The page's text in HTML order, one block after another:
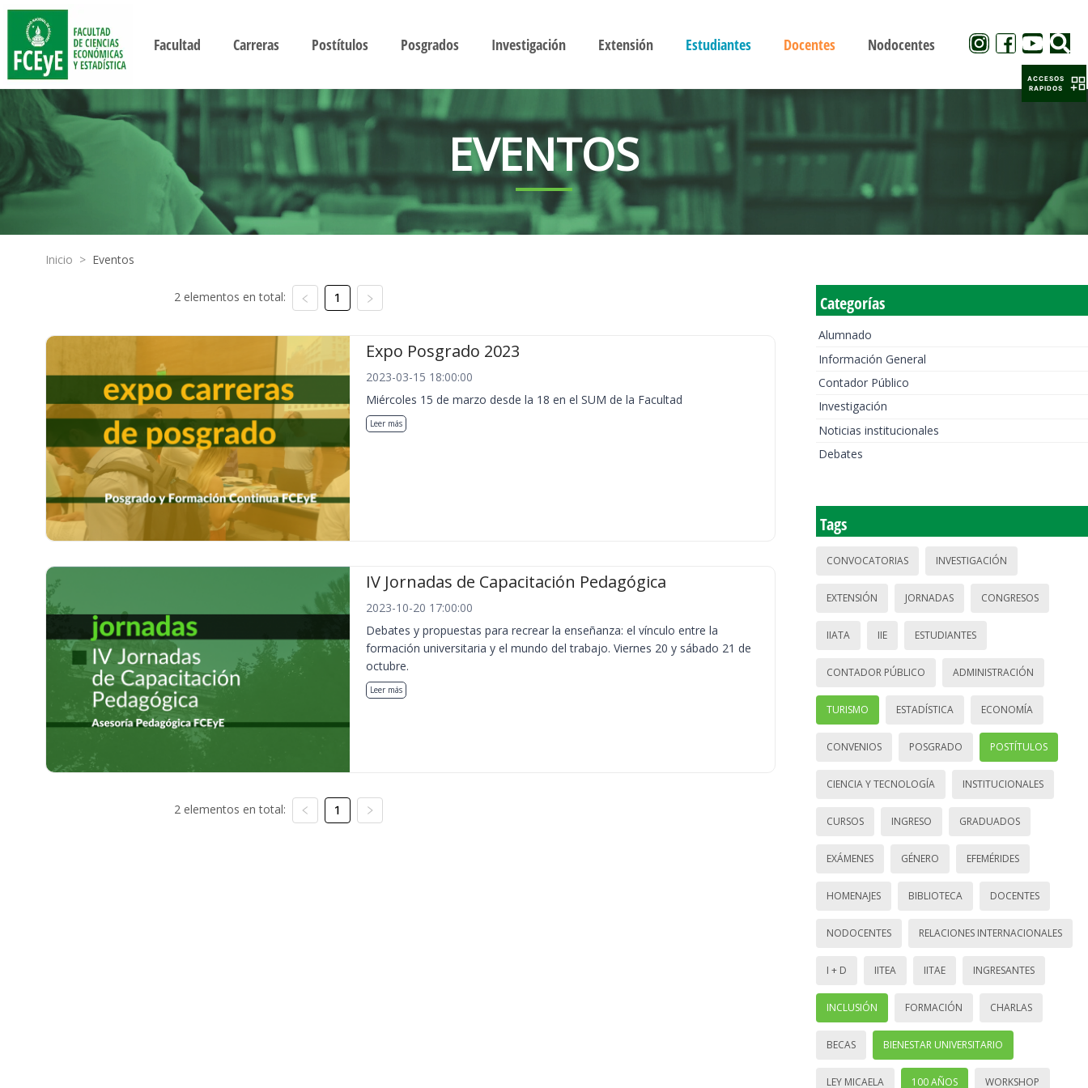
Facultad Carreras Postítulos Posgrados Investigación Extensión Estudiantes Docentes Nodocentes
EVENTOS
Inicio > Eventos
2 elementos en total: 1
Expo Posgrado 2023
2023-03-15 18:00:00
Miércoles 15 de marzo desde la 18 en el SUM de la Facultad
Leer más
IV Jornadas de Capacitación Pedagógica
2023-10-20 17:00:00
Debates y propuestas para recrear la enseñanza: el vínculo entre la
formación universitaria y el mundo del trabajo. Viernes 20 y sábado 21 de
octubre.
Leer más
2 elementos en total: 1
Categorías
Alumnado
Información General
Contador Público
Investigación
Noticias institucionales
Debates
Tags
CONVOCATORIAS INVESTIGACIÓN
EXTENSIÓN JORNADAS CONGRESOS
IIATA IIE ESTUDIANTES
CONTADOR PÚBLICO ADMINISTRACIÓN
TURISMO ESTADÍSTICA ECONOMÍA
CONVENIOS POSGRADO POSTÍTULOS
CIENCIA Y TECNOLOGÍA INSTITUCIONALES
CURSOS INGRESO GRADUADOS
EXÁMENES GÉNERO EFEMÉRIDES
HOMENAJES BIBLIOTECA DOCENTES
NODOCENTES RELACIONES INTERNACIONALES
I + D IITEA IITAE INGRESANTES
INCLUSIÓN FORMACIÓN CHARLAS
BECAS BIENESTAR UNIVERSITARIO
LEY MICAELA 100 AÑOS WORKSHOP
ACCESOS
RAPIDOS